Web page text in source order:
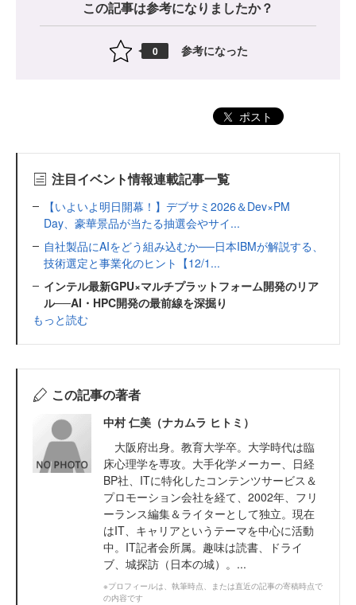
この記事は参考になりましたか？
0 参考になった
ポスト
注目イベント情報連載記事一覧
【いよいよ明日開幕！】デブサミ2026＆Dev×PM
Day、豪華景品が当たる抽選会やサイ...
自社製品にAIをどう組み込むか──日本IBMが解説する、
技術選定と事業化のヒント【12/1...
インテル最新GPU×マルチプラットフォーム開発のリア
ル──AI・HPC開発の最前線を深掘り
もっと読む
この記事の著者
中村 仁美（ナカムラ ヒトミ）
大阪府出身。教育大学卒。大学時代は臨
床心理学を専攻。大手化学メーカー、日経
BP社、ITに特化したコンテンツサービス＆
プロモーション会社を経て、2002年、フリ
ーランス編集＆ライターとして独立。現在
はIT、キャリアというテーマを中心に活動
中。IT記者会所属。趣味は読書、ドライ
ブ、城探訪（日本の城）。...
※プロフィールは、執筆時点、または直近の記事の寄稿時点で
の内容です